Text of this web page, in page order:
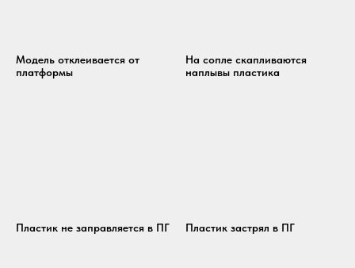
Модель отклеивается от
платформы
На сопле скапливаются
наплывы пластика
Пластик не заправляется в ПГ Пластик застрял в ПГ